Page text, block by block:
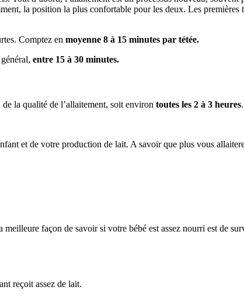
la position la plus confortable pour les deux. Les premières
Comptez en moyenne 8 à 15 minutes par tétée.
entre 15 à 30 minutes.
la qualité de l’allaitement, soit environ toutes les 2 à 3 heures.
et de votre production de lait. A savoir que plus vous
façon de savoir si votre bébé est assez nourri est de
reçoit assez de lait.